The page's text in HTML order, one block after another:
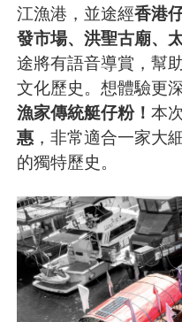
江漁港，並途經香港
發市場、洪聖古廟、
途將有語音導賞，幫
文化歷史。想體驗更
漁家傳統艇仔粉！本
惠 ，非常適合一家大
的獨特歷史。